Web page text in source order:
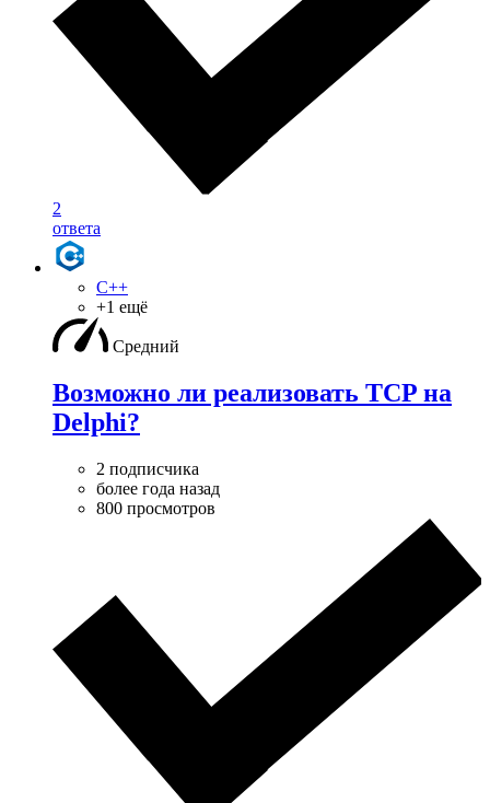
2
ответа
C++
+1 ещё
Средний
Возможно ли реализовать TCP на
Delphi?
2 подписчика
более года назад
800 просмотров